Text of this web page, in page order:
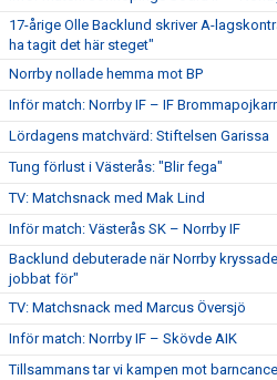
17-årige Olle Backlund skriver A-
ha tagit det här steget"
Norrby nollade hemma mot BP
Inför match: Norrby IF – IF
Lördagens matchvärd: Stiftelsen Garissa
Tung förlust i Västerås: "Blir fega"
TV: Matchsnack med Mak Lind
Inför match: Västerås SK – Norrby IF
Backlund debuterade när Norrby
jobbat för"
TV: Matchsnack med Marcus Översjö
Inför match: Norrby IF – Skövde AIK
Tillsammans tar vi kampen mot